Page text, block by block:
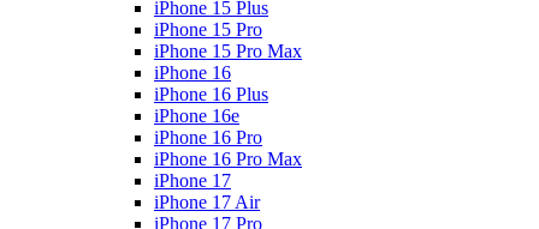
iPhone 15 Plus
iPhone 15 Pro
iPhone 15 Pro Max
iPhone 16
iPhone 16 Plus
iPhone 16e
iPhone 16 Pro
iPhone 16 Pro Max
iPhone 17
iPhone 17 Air
iPhone 17 Pro